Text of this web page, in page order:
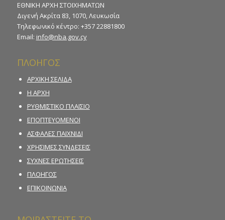
ΕΘΝΙΚΗ ΑΡΧΗ ΣΤΟΙΧΗΜΑΤΩΝ
Διγενή Ακρίτα 83, 1070, Λευκωσία
Τηλεφωνικό κέντρο: +357 22881800
Email: info@nba.gov.cy
ΠΛΟΗΓΟΣ
ΑΡΧΙΚΗ ΣΕΛΙΔΑ
Η ΑΡΧΗ
ΡΥΘΜΙΣΤΙΚΟ ΠΛΑΙΣΙΟ
ΕΠΟΠΤΕΥΟΜΕΝΟΙ
ΑΣΦΑΛΕΣ ΠΑΙΧΝΙΔΙ
ΧΡΗΣΙΜΕΣ ΣΥΝΔΕΣΕΙΣ
ΣΥΧΝΕΣ ΕΡΩΤΗΣΕΙΣ
ΠΛΟΗΓΟΣ
ΕΠΙΚΟΙΝΩΝΙΑ